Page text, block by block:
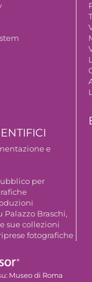
e
per
Palazzo Braschi,
sue collezioni
fotografiche
Museo di Roma